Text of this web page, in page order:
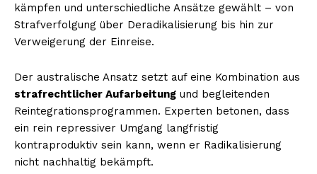
kämpfen und unterschiedliche Ansätze gewählt – von
Strafverfolgung über Deradikalisierung bis hin zur
Verweigerung der Einreise.
Der australische Ansatz setzt auf eine Kombination aus
strafrechtlicher Aufarbeitung und begleitenden
Reintegrationsprogrammen. Experten betonen, dass
ein rein repressiver Umgang langfristig
kontraproduktiv sein kann, wenn er Radikalisierung
nicht nachhaltig bekämpft.